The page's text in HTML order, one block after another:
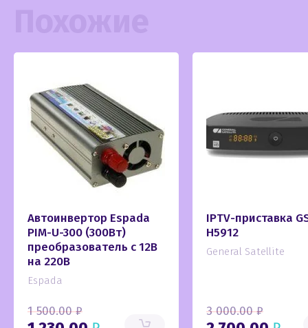
Автоинвертор Espada
PIM-U-300 (300Вт)
преобразователь с 12В
на 220В
Espada
1 500.00 ₽
IPTV-приставка
H5912
General Satellite
3 000.00 ₽